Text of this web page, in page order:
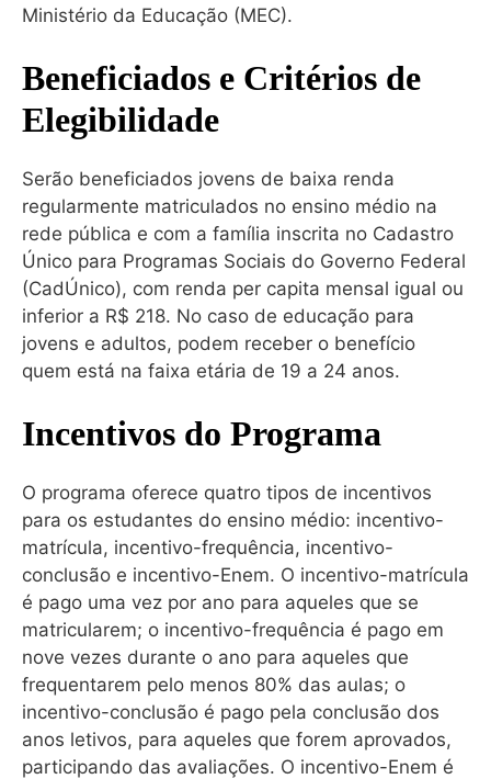
Ministério da Educação (MEC).
Beneficiados e Critérios de
Elegibilidade
Serão beneficiados jovens de baixa renda
regularmente matriculados no ensino médio na
rede pública e com a família inscrita no Cadastro
Único para Programas Sociais do Governo Federal
(CadÚnico), com renda per capita mensal igual ou
inferior a R$ 218. No caso de educação para
jovens e adultos, podem receber o benefício
quem está na faixa etária de 19 a 24 anos.
Incentivos do Programa
O programa oferece quatro tipos de incentivos
para os estudantes do ensino médio: incentivo-
matrícula, incentivo-frequência, incentivo-
conclusão e incentivo-Enem. O incentivo-matrícula
é pago uma vez por ano para aqueles que se
matricularem; o incentivo-frequência é pago em
nove vezes durante o ano para aqueles que
frequentarem pelo menos 80% das aulas; o
incentivo-conclusão é pago pela conclusão dos
anos letivos, para aqueles que forem aprovados,
participando das avaliações. O incentivo-Enem é